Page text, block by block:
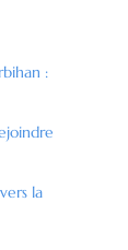
:
la